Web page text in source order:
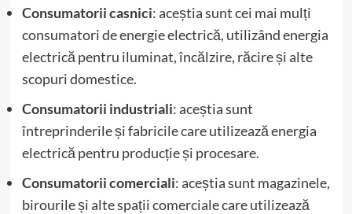
Consumatorii casnici: aceștia sunt cei mai mulți
consumatori de energie electrică, utilizând energia
electrică pentru iluminat, încălzire, răcire și alte
scopuri domestice.
Consumatorii industriali: aceștia sunt
întreprinderile și fabricile care utilizează energia
electrică pentru producție și procesare.
Consumatorii comerciali: aceștia sunt magazinele,
birourile și alte spații comerciale care utilizează